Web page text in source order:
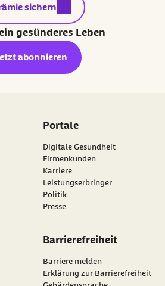
Link:
sichern
gesünderes Leben
abonnieren
Portale
Digitale Gesundheit
Firmenkunden
Karriere
Leistungserbringer
Politik
Presse
Barrierefreiheit
Barriere melden
Erklärung zur Barrierefreiheit